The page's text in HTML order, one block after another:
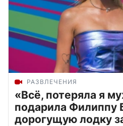
РАЗВЛЕЧЕНИЯ
«Всё, потеряла я
подарила Филиппу
дорогущую лодку